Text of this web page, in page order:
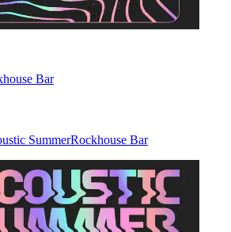
Bar
SummerRockhouse Bar